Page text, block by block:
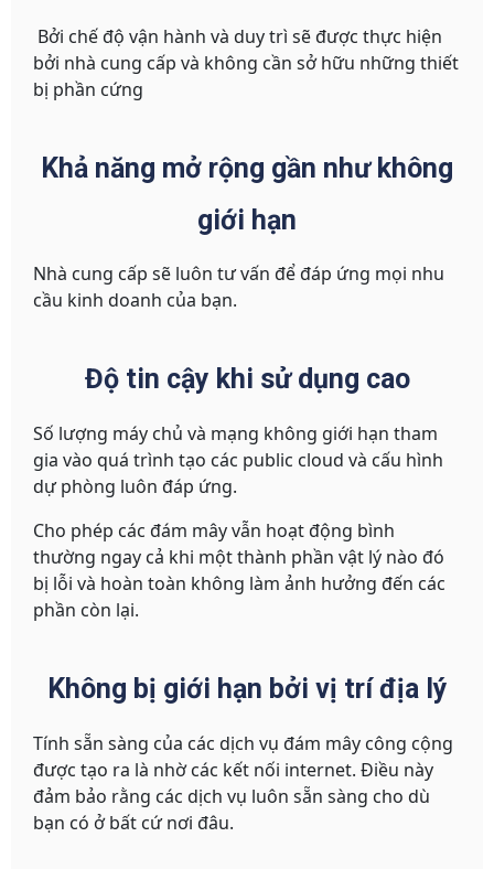
Bởi chế độ vận hành và duy trì sẽ được thực hiện
bởi nhà cung cấp và không cần sở hữu những thiết
bị phần cứng
Khả năng mở rộng gần như không
giới hạn
Nhà cung cấp sẽ luôn tư vấn để đáp ứng mọi nhu
cầu kinh doanh của bạn.
Độ tin cậy khi sử dụng cao
Số lượng máy chủ và mạng không giới hạn tham
gia vào quá trình tạo các public cloud và cấu hình
dự phòng luôn đáp ứng.
Cho phép các đám mây vẫn hoạt động bình
thường ngay cả khi một thành phần vật lý nào đó
bị lỗi và hoàn toàn không làm ảnh hưởng đến các
phần còn lại.
Không bị giới hạn bởi vị trí địa lý
Tính sẵn sàng của các dịch vụ đám mây công cộng
được tạo ra là nhờ các kết nối internet. Điều này
đảm bảo rằng các dịch vụ luôn sẵn sàng cho dù
bạn có ở bất cứ nơi đâu.